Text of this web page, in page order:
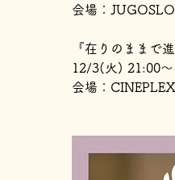
会場：
『在りのままで進
12/3(火) 21:00～
会場：